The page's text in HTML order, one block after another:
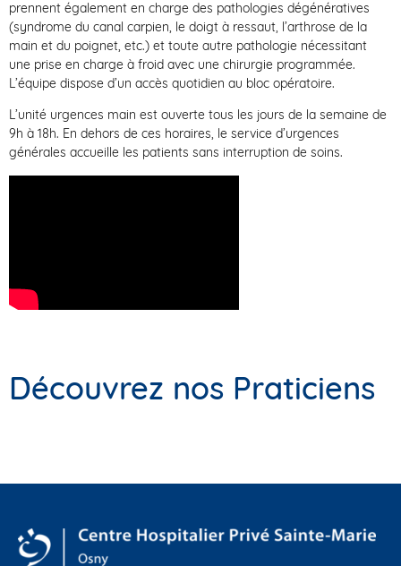
prennent également en charge des pathologies dégénératives
(syndrome du canal carpien, le doigt à ressaut, l’arthrose de la
main et du poignet, etc.) et toute autre pathologie nécessitant
une prise en charge à froid avec une chirurgie programmée.
L’équipe dispose d’un accès quotidien au bloc opératoire.
L’unité urgences main est ouverte tous les jours de la semaine de
9h à 18h. En dehors de ces horaires, le service d’urgences
générales accueille les patients sans interruption de soins.
Découvrez nos Praticiens